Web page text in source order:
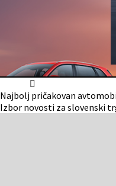
Najbolj pričakovan
Izbor novosti za slovenski